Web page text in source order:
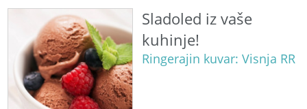
Sladoled iz vaše
kuhinje!
Ringerajin kuvar: Visnja RR